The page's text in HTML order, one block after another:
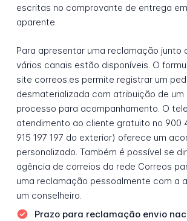
escritas no comprovante de entrega
aparente.
Para apresentar uma reclamação junto
vários canais estão disponíveis. O
site correos.es permite registrar um
desmaterializada com atribuição de um
processo para acompanhamento. O
atendimento ao cliente gratuito no 900
915 197 197 do exterior) oferece um
personalizado. Também é possível se
agência de correios da rede Correos
uma reclamação pessoalmente com a
um conselheiro.
Prazo para reclamação envio